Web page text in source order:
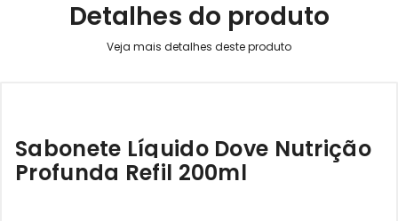
Detalhes do produto
Sabonete Líquido Dove Nutrição
Profunda Refil 200ml